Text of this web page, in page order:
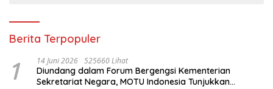
Berita Terpopuler
1 14 Juni 2026 525660 Lihat
Diundang dalam Forum Bergengsi Kementerian
Sekretariat Negara, MOTU Indonesia Tunjukkan